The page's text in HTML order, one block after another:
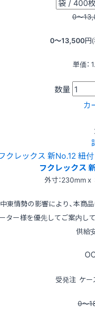
0〜
0〜13,500円
単価：
数量
カ
フクレックス
外寸：230mm
東情勢の影響により、本商
ター様を優先してご案内し
供給
受発注 ケ
0〜